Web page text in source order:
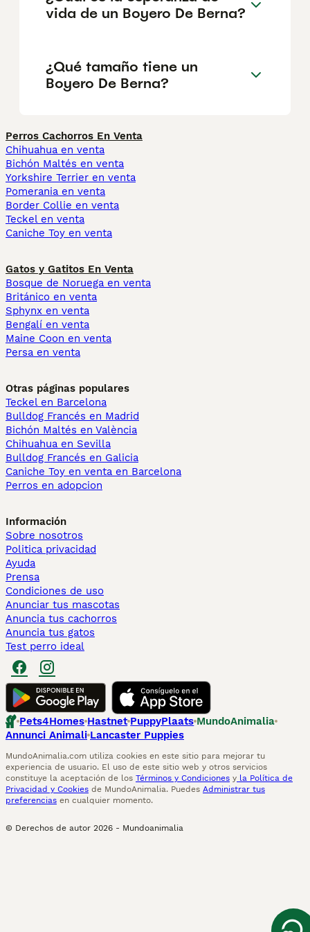
vida de un Boyero De Berna?
¿Qué tamaño tiene un
Boyero De Berna?
Perros Cachorros En Venta
Chihuahua en venta
Bichón Maltés en venta
Yorkshire Terrier en venta
Pomerania en venta
Border Collie en venta
Teckel en venta
Caniche Toy en venta
Gatos y Gatitos En Venta
Bosque de Noruega en venta
Británico en venta
Sphynx en venta
Bengalí en venta
Maine Coon en venta
Persa en venta
Otras páginas populares
Teckel en Barcelona
Bulldog Francés en Madrid
Bichón Maltés en València
Chihuahua en Sevilla
Bulldog Francés en Galicia
Caniche Toy en venta en Barcelona
Perros en adopcion
Información
Sobre nosotros
Politica privacidad
Ayuda
Prensa
Condiciones de uso
Anunciar tus mascotas
Anuncia tus cachorros
Anuncia tus gatos
Test perro ideal
Pets4Homes Hastnet PuppyPlaats MundoAnimalia
Annunci Animali Lancaster Puppies
MundoAnimalia.com utiliza cookies en este sitio para mejorar tu
experiencia de usuario. El uso de este sitio web y otros servicios
constituye la aceptación de los Términos y Condiciones y la Política de
Privacidad y Cookies de MundoAnimalia. Puedes Administrar tus
preferencias en cualquier momento.
© Derechos de autor 2026 - Mundoanimalia